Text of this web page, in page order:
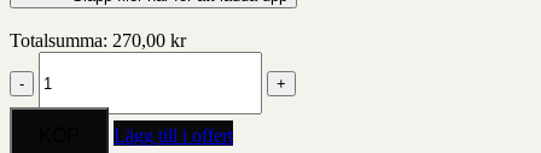
Totalsumma: 270,00 kr
Messy,
2-
Lägg till i offert